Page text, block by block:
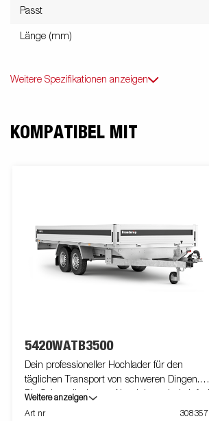
Passt
Länge (mm)
Weitere Spezifikationen anzeigen
KOMPATIBEL MIT
5420WATB3500
Dein professioneller Hochlader für den
täglichen Transport von schweren Dingen.
Die Seitenwände aus Aluminium sind einfach
klappbar und abnehmbar. Was die
Weitere anzeigen
Art nr
308357